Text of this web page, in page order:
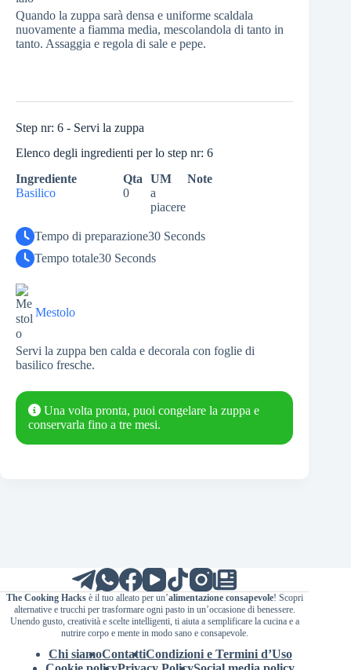
Quando la zuppa sarà densa e uniforme scaldala
nuovamente a fiamma media, mescolandola di tanto in
tanto. Assaggia e regola di sale e pepe.
Step nr: 6 - Servi la zuppa
Elenco degli ingredienti per lo step nr: 6
Ingrediente
Qta UM
Note
Basilico
0
a
piacere
Tempo di preparazione30 Seconds
Tempo totale30 Seconds
Mestolo
Servi la zuppa ben calda e decorala con foglie di
basilico fresche.
Una volta pronta, puoi congelare la zuppa e
conservarla fino a tre mesi.
The Cooking Hacksè il tuo alleato per un’alimentazione consapevole! Scopri
alternative e trucchi per trasformare ogni pasto in un’occasione di benessere.
Unendo gusto, creatività e scelte intelligenti, ti aiuta a semplificare la cucina e a
nutrire corpo e mente in modo sano e consapevole.
Chi siamoContattiCondizioni e Termini d’Uso